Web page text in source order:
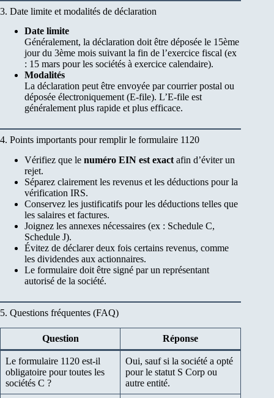
3. Date limite et modalités de déclaration
Date limite
Généralement, la déclaration doit être déposée le 15ème
jour du 3ème mois suivant la fin de l’exercice fiscal (ex
: 15 mars pour les sociétés à exercice calendaire).
Modalités
La déclaration peut être envoyée par courrier postal ou
déposée électroniquement (E-file). L’E-file est
généralement plus rapide et plus efficace.
4. Points importants pour remplir le formulaire 1120
Vérifiez que le numéro EIN est exact afin d’éviter un
rejet.
Séparez clairement les revenus et les déductions pour la
vérification IRS.
Conservez les justificatifs pour les déductions telles que
les salaires et factures.
Joignez les annexes nécessaires (ex : Schedule C,
Schedule J).
Évitez de déclarer deux fois certains revenus, comme
les dividendes aux actionnaires.
Le formulaire doit être signé par un représentant
autorisé de la société.
5. Questions fréquentes (FAQ)
Question Réponse
Le formulaire 1120 est-il
obligatoire pour toutes les
sociétés C ?
Oui, sauf si la société a opté
pour le statut S Corp ou
autre entité.